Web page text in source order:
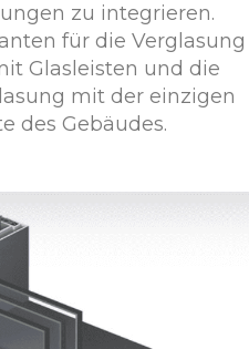
zu integrieren.
für die Verglasung
Glasleisten und die
mit der einzigen
des Gebäudes.